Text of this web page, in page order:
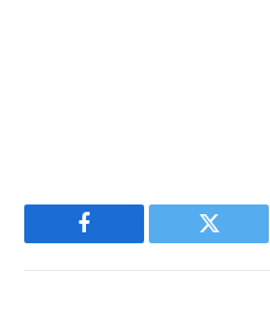
Facebook Twitter